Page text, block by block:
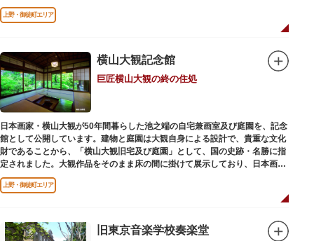
レンガ棟は、明治39年（1906）に建てられた帝国図書館の建物を保存・再
利用しています。
上野・御徒町エリア
横山大観記念館
巨匠横山大観の終の住処
日本画家・横山大観が50年間暮らした池之端の自宅兼画室及び庭園を、記念
館として公開しています。建物と庭園は大観自身による設計で、貴重な文化
財であることから、「横山大観旧宅及び庭園」として、国の史跡・名勝に指
定されました。大観作品をそのまま床の間に掛けて展示しており、日本画本
来の楽しみ方を体験できる貴重な空間です。
上野・御徒町エリア
旧東京音楽学校奏楽堂